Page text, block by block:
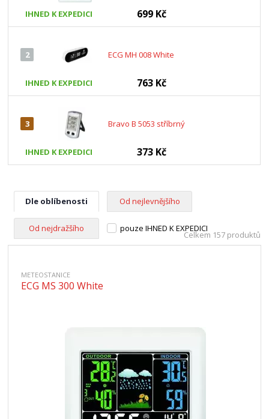
IHNED K EXPEDICI 699 Kč
2 ECG MH 008 White
IHNED K EXPEDICI 763 Kč
3 Bravo B 5053 stříbrný
IHNED K EXPEDICI 373 Kč
Dle oblíbenosti Od nejlevnějšího
Od nejdražšího pouze IHNED K EXPEDICI
Celkem 157 produktů
METEOSTANICE
ECG MS 300 White